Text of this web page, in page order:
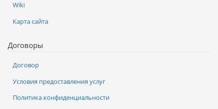
Wiki
Карта сайта
Договоры
Договор
Условия предоставления услуг
Политика конфиденциальности